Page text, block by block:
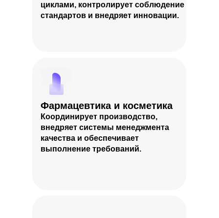
Фармацевтика и косметика
Координирует производство,
внедряет системы менеджмента
качества и обеспечивает
выполнение требований.
циклами, контролирует соблюдение
стандартов и внедряет инновации.